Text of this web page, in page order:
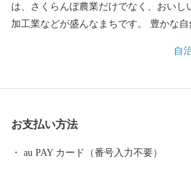
は、さくらんぼ農業だけでなく、おいし
加工業などが盛んなまちです。 豊かな自然の恵みがあふれ、さく
や地酒の蔵元も多くあり、ブランド米「
進しています。 山形県寒河江市は、約300か所以上もの観光さく
自
お支払い方法
au PAY カード（番号入力不要）